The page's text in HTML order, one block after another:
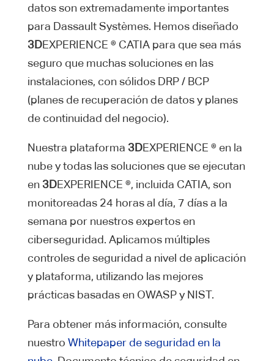
datos son extremadamente importantes
para Dassault Systèmes. Hemos diseñado
3DEXPERIENCE ® CATIA para que sea más
seguro que muchas soluciones en las
instalaciones, con sólidos DRP / BCP
(planes de recuperación de datos y planes
de continuidad del negocio).
Nuestra plataforma 3DEXPERIENCE ® en la
nube y todas las soluciones que se ejecutan
en 3DEXPERIENCE ®, incluida CATIA, son
monitoreadas 24 horas al día, 7 días a la
semana por nuestros expertos en
ciberseguridad. Aplicamos múltiples
controles de seguridad a nivel de aplicación
y plataforma, utilizando las mejores
prácticas basadas en OWASP y NIST.
Para obtener más información, consulte
nuestro Whitepaper de seguridad en la